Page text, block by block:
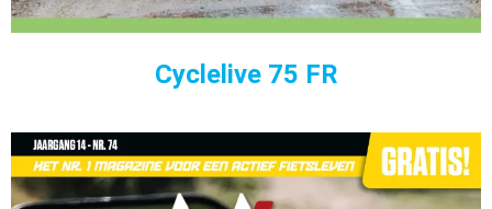
Cyclelive 75 FR